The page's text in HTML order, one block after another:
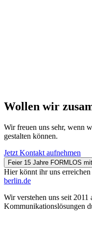
Wollen wir
Wir freuen uns sehr, wenn
gestalten können.
Jetzt Kontakt aufnehmen
Feier 15 Jahre FORMLOS
Hier könnt ihr uns erreichen
berlin.de
Wir verstehen uns seit
Kommunikations­lösungen